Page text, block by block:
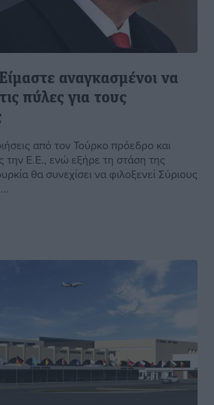
αναγκασμένοι να
πύλες για τους
από τον Τούρκο πρόεδρο και
την Ε.Ε., ενώ εξήρε τη στάση της
θα συνεχίσει να φιλοξενεί Σύριους